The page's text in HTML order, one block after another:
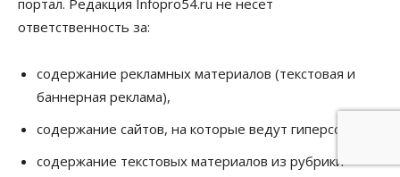
ответственность за:
содержание рекламных материалов (текстовая и
баннерная реклама),
содержание сайтов, на которые ведут гиперссылки
содержание текстовых материалов из рубрики